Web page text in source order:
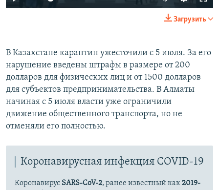
720p 1080p
240p
720p
1080p
Загрузить
В Казахстане карантин ужесточили с 5 июля. За его
нарушение введены штрафы в размере от 200
долларов для физических лиц и от 1500 долларов
для субъектов предпринимательства. В Алматы
начиная с 5 июля власти уже ограничили
движение общественного транспорта, но не
отменяли его полностью.
Коронавирусная инфекция COVID-19
Коронавирус SARS-CoV-2, ранее известный как2019-